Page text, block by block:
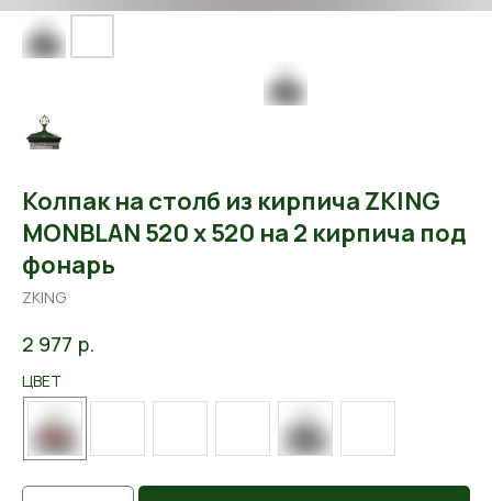
Колпак на столб из кирпича ZKING
MONBLAN 520 х 520 на 2 кирпича под
фонарь
ZKING
2 977 р.
ЦВЕТ